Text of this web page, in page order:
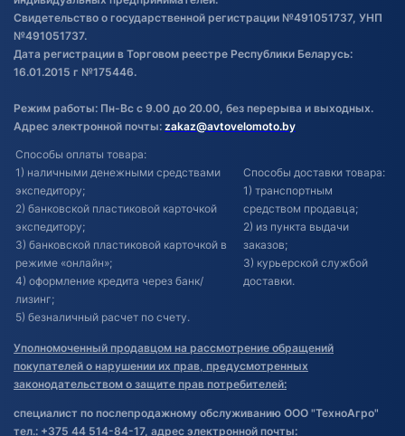
Свидетельство о государственной регистрации №491051737, УНП
№491051737.
Дата регистрации в Торговом реестре Республики Беларусь:
16.01.2015 г №175446.
Режим работы: Пн-Вс с 9.00 до 20.00, без перерыва и выходных.
Адрес электронной почты: zakaz@avtovelomoto.by
Способы оплаты товара:
1) наличными денежными средствами
экспедитору;
2) банковской пластиковой карточкой
экспедитору;
3) банковской пластиковой карточкой в
режиме «онлайн»;
4) оформление кредита через банк/
лизинг;
5) безналичный расчет по счету.
Способы доставки товара:
1) транспортным
средством продавца;
2) из пункта выдачи
заказов;
3) курьерской службой
доставки.
Уполномоченный продавцом на рассмотрение обращений
покупателей о нарушении их прав, предусмотренных
законодательством о защите прав потребителей:
специалист по послепродажному обслуживанию ООО "ТехноАгро"
тел.: +375 44 514-84-17, адрес электронной почты: